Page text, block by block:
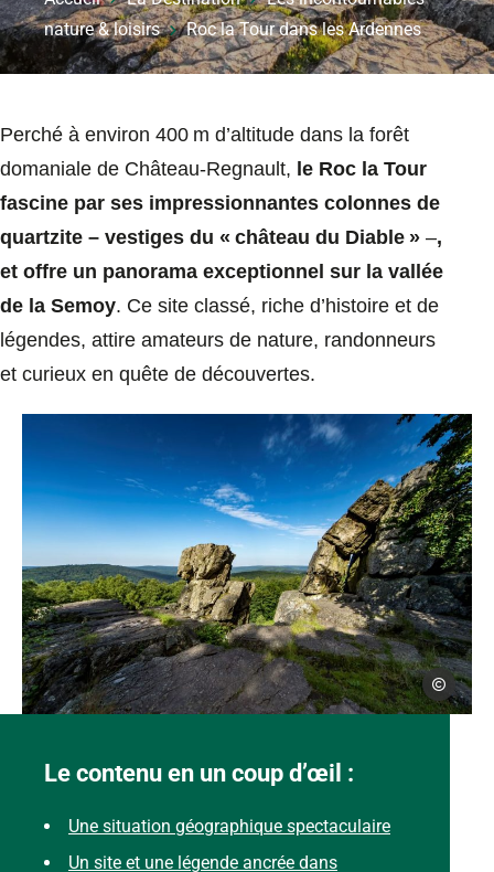
nature & loisirs
Roc la Tour dans les Ardennes
Perché à environ 400 m d’altitude dans la forêt
domaniale de Château‑Regnault, le Roc la Tour
fascine par ses impressionnantes colonnes de
quartzite – vestiges du « château du Diable » –,
et offre un panorama exceptionnel sur la vallée
de la Semoy. Ce site classé, riche d’histoire et de
légendes, attire amateurs de nature, randonneurs
et curieux en quête de découvertes.
Le site légendaire de Roc la Tour à Monthermé dans les
David
Le contenu en un coup d’œil :
Une situation géographique spectaculaire
Un site et une légende ancrée dans